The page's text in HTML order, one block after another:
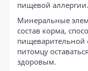
пищевой аллергии.
Минеральные
состав корма,
пищеварительной
питомцу
здоровым.